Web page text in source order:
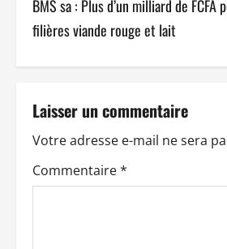
v
i
g
a
t
BMS sa : Plus d’un milliard de
filières viande rouge et lait
Laisser un commentaire
Votre adresse e-mail ne sera
Commentaire*